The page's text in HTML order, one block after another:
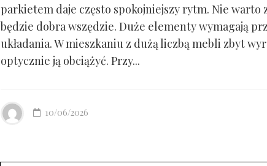
parkietem daje często spokojniejszy rytm. Nie warto
będzie dobra wszędzie. Duże elementy wymagają
układania. W mieszkaniu z dużą liczbą mebli zbyt
optycznie ją obciążyć. Przy...
10/06/2026